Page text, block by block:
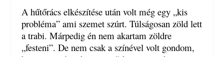
A hűtőrács elkészítése után volt még egy „kis
probléma” ami szemet szúrt. Túlságosan zöld lett
a trabi. Márpedig én nem akartam zöldre
„festeni”. De nem csak a színével volt gondom,